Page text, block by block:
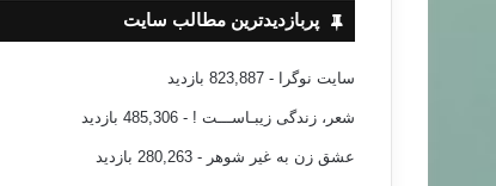
پربازدیدترین مطالب سایت
سایت نوگرا - 823,887 بازدید
شعر، زندگی زیبـاســـت ! - 485,306 بازدید
عشق زن به غیر شوهر - 280,263 بازدید